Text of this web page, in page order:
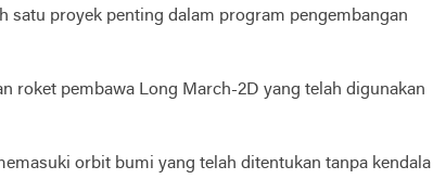
satu proyek penting dalam program pengembangan
roket pembawa Long March-2D yang telah digunakan
orbit bumi yang telah ditentukan tanpa kendala